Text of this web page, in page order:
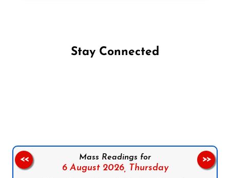
Stay Connected
Mass Readings for
6 August 2026, Thursday
<< >>